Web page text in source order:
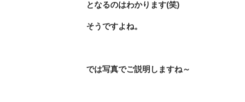
となるのはわかります(笑)
そうですよね。
では写真でご説明しますね～